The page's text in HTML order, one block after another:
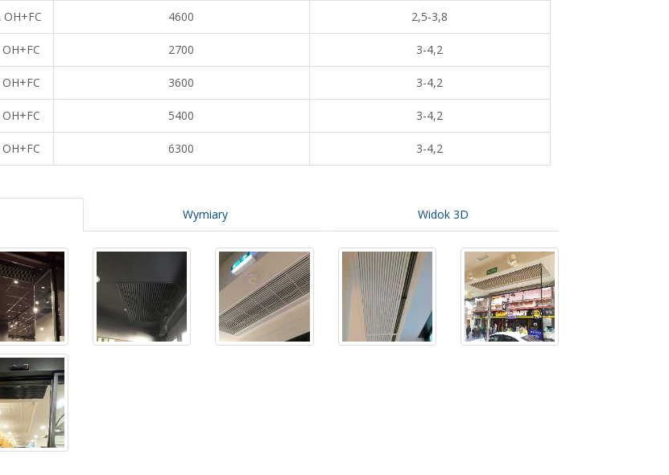
4600 2,5-3,8
2700 3-4,2
3600 3-4,2
5400 3-4,2
6300 3-4,2
Wymiary Widok 3D